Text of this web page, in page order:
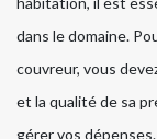
dans le domaine.
couvreur, vous
et la qualité de sa
gérer vos